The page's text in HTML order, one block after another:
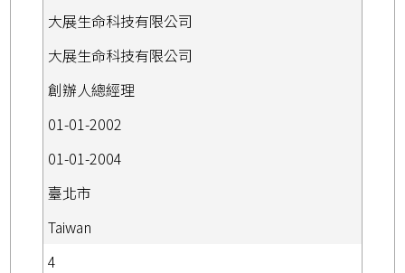
大展生命科技有限公司
大展生命科技有限公司
創辦人總經理
01-01-2002
01-01-2004
臺北市
Taiwan
4